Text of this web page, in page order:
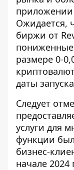
Ожидается,
биржи от
размере 0-
даты
Следует
услуги для
функции
бизнес-
начале 2024